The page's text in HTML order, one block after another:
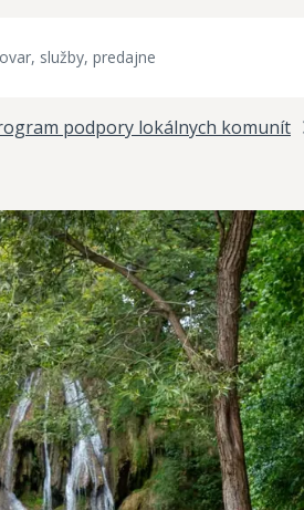
podpory lokálnych komunít